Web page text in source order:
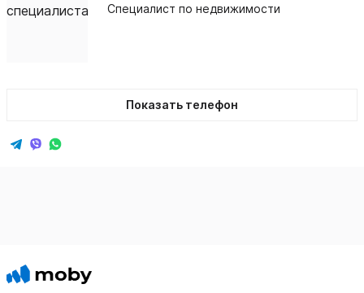
Специалист по недвижимости
Показать телефон